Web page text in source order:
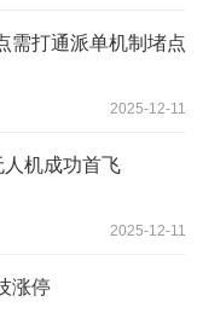
需打通派单机制堵点
2025-12-11
人机成功首飞
2025-12-11
涨停